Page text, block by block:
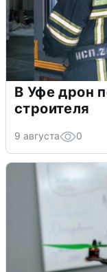
В Уфе дрон
строителя
9 августа 0